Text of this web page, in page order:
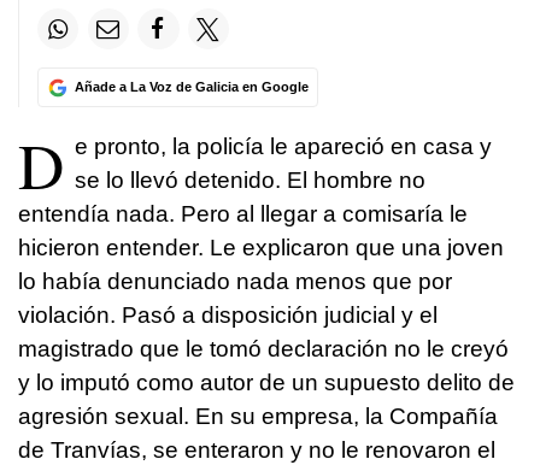
Añade a La Voz de Galicia en Google
D e pronto, la policía le apareció en casa y
se lo llevó detenido. El hombre no
entendía nada. Pero al llegar a comisaría le
hicieron entender. Le explicaron que una joven
lo había denunciado nada menos que por
violación. Pasó a disposición judicial y el
magistrado que le tomó declaración no le creyó
y lo imputó como autor de un supuesto delito de
agresión sexual. En su empresa, la Compañía
de Tranvías, se enteraron y no le renovaron el